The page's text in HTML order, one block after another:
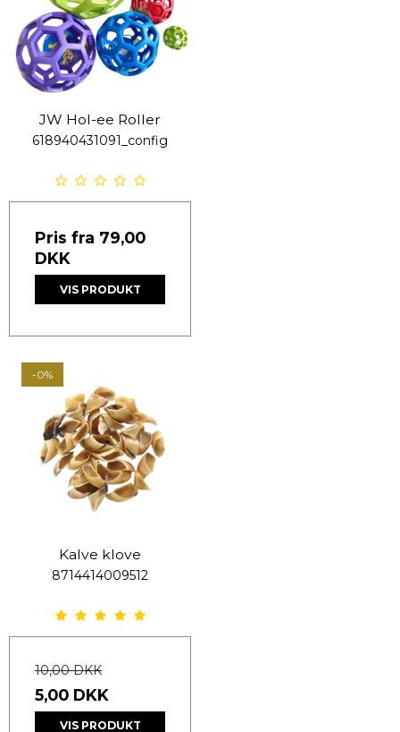
JW Hol-ee Roller
618940431091_config
Pris fra 79,00
DKK
VIS PRODUKT
-0%
Kalve klove
8714414009512
10,00 DKK
5,00 DKK
VIS PRODUKT